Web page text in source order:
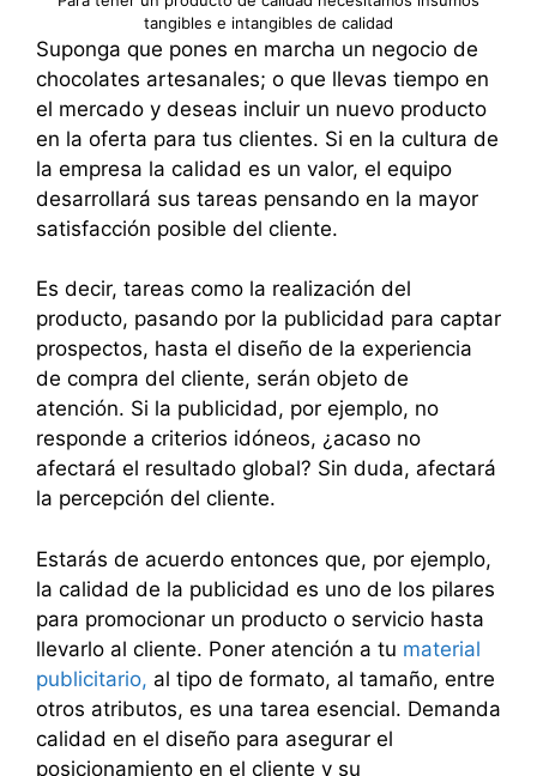
tangibles e intangibles de calidad
Suponga que pones en marcha un negocio de
chocolates artesanales; o que llevas tiempo en
el mercado y deseas incluir un nuevo producto
en la oferta para tus clientes. Si en la cultura de
la empresa la calidad es un valor, el equipo
desarrollará sus tareas pensando en la mayor
satisfacción posible del cliente.
Es decir, tareas como la realización del
producto, pasando por la publicidad para captar
prospectos, hasta el diseño de la experiencia
de compra del cliente, serán objeto de
atención. Si la publicidad, por ejemplo, no
responde a criterios idóneos, ¿acaso no
afectará el resultado global? Sin duda, afectará
la percepción del cliente.
Estarás de acuerdo entonces que, por ejemplo,
la calidad de la publicidad es uno de los pilares
para promocionar un producto o servicio hasta
llevarlo al cliente. Poner atención a tu material
publicitario, al tipo de formato, al tamaño, entre
otros atributos, es una tarea esencial. Demanda
calidad en el diseño para asegurar el
posicionamiento en el cliente y su